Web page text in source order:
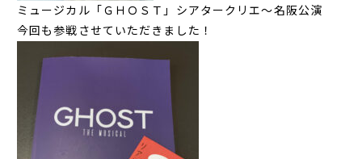
ミュージカル「ＧＨＯＳＴ」シアタークリエ～名阪公演
今回も参戦させていただきました！